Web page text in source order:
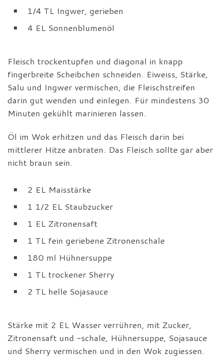
1/4 TL Ingwer, gerieben
4 EL Sonnenblumenöl
Fleisch trockentupfen und diagonal in knapp
fingerbreite Scheibchen schneiden. Eiweiss, Stärke,
Salu und Ingwer vermischen, die Fleischstreifen
darin gut wenden und einlegen. Für mindestens 30
Minuten gekühlt marinieren lassen.
Öl im Wok erhitzen und das Fleisch darin bei
mittlerer Hitze anbraten. Das Fleisch sollte gar aber
nicht braun sein.
2 EL Maisstärke
1 1/2 EL Staubzucker
1 EL Zitronensaft
1 TL fein geriebene Zitronenschale
180 ml Hühnersuppe
1 TL trockener Sherry
2 TL helle Sojasauce
Stärke mit 2 EL Wasser verrühren, mit Zucker,
Zitronensaft und -schale, Hühnersuppe, Sojasauce
und Sherry vermischen und in den Wok zugiessen.